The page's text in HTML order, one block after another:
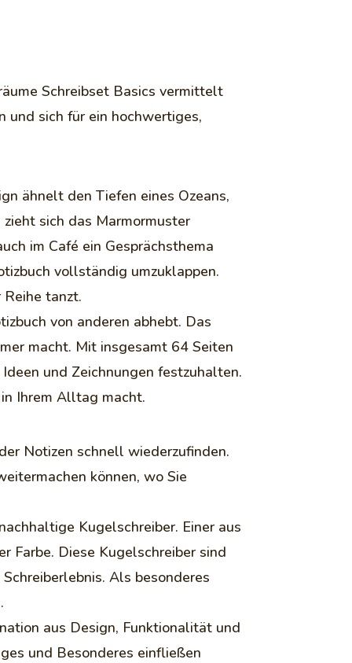
Schreibset Basics vermittelt
und sich für ein hochwertiges,
ähnelt den Tiefen eines Ozeans,
sich das Marmormuster
im Café ein Gesprächsthema
vollständig umzuklappen.
tanzt.
von anderen abhebt. Das
macht. Mit insgesamt 64 Seiten
und Zeichnungen festzuhalten.
Ihrem Alltag macht.
Notizen schnell wiederzufinden.
können, wo Sie
Kugelschreiber. Einer aus
Farbe. Diese Kugelschreiber sind
Als besonderes
aus Design, Funktionalität und
und Besonderes einfließen